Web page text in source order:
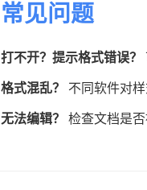
常见问题
打不开？提示格式错误？
格式混乱？ 不同软件对
无法编辑？ 检查文档是否